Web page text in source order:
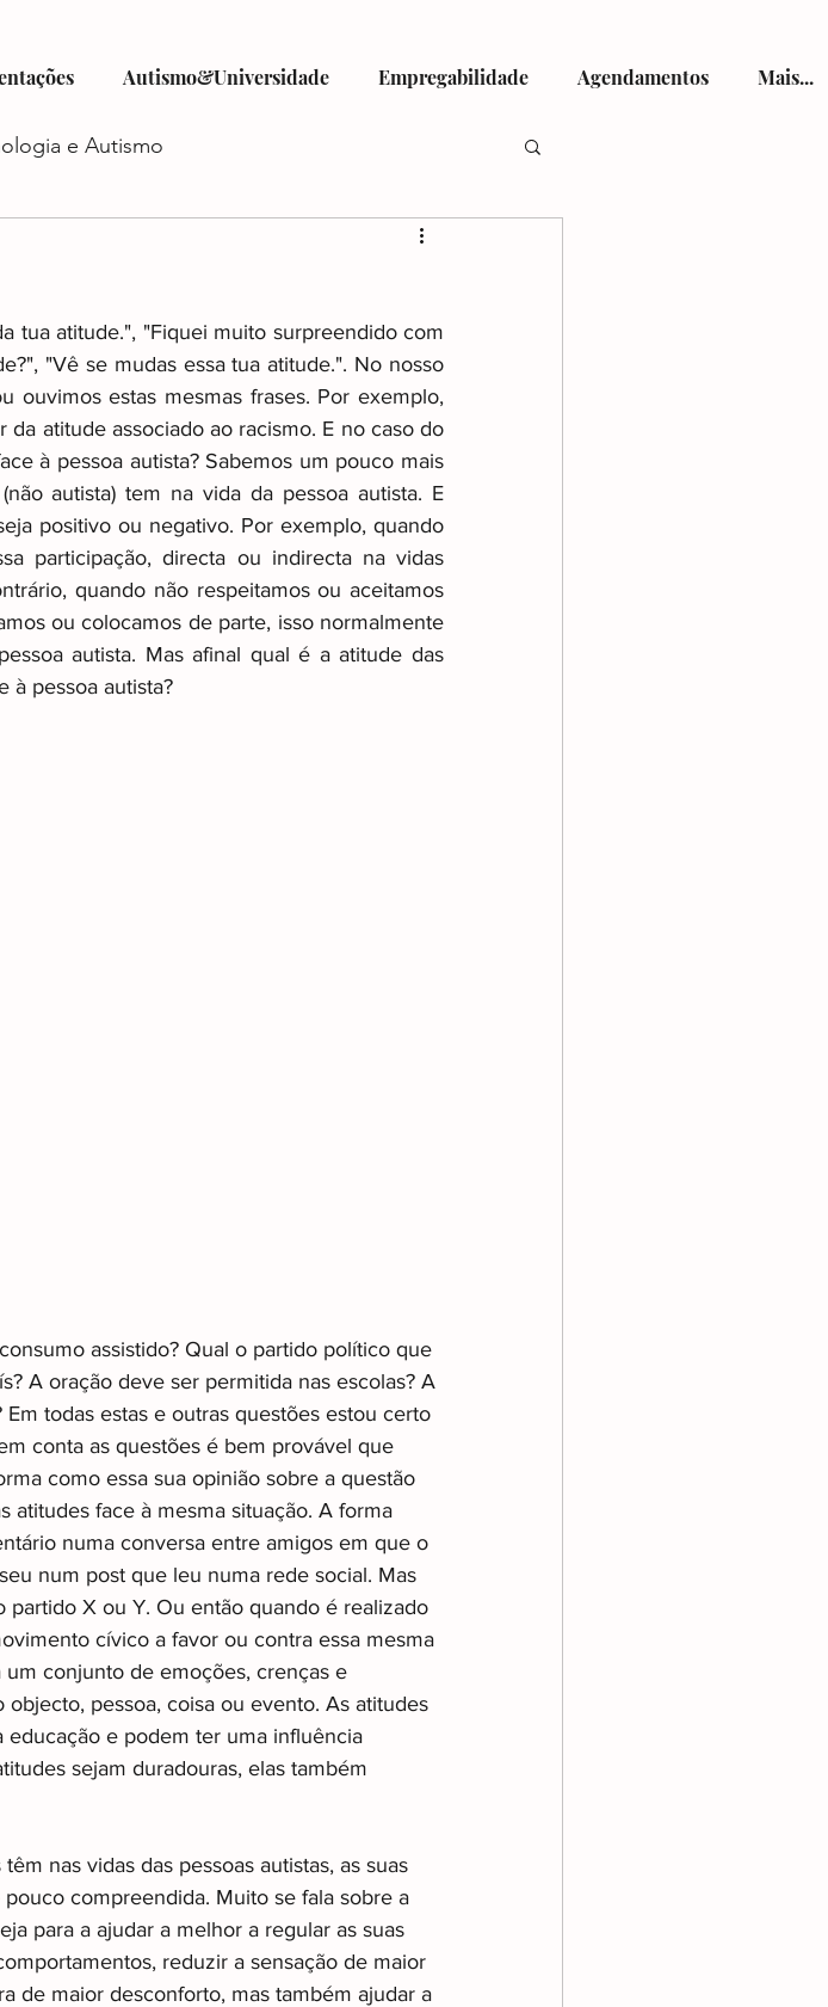
Autismo&Universidade Empregabilidade Agendamentos Mais...
e Autismo
Emprego e Autismo
Acesso a Serviços de Saúde
e Autismo
invisiveis
tua atitude.", "Fiquei muito surpreendido com
"Vê se mudas essa tua atitude.". No nosso
ouvimos estas mesmas frases. Por exemplo,
atitude associado ao racismo. E no caso do
à pessoa autista? Sabemos um pouco mais
autista) tem na vida da pessoa autista. E
positivo ou negativo. Por exemplo, quando
participação, directa ou indirecta na vidas
quando não respeitamos ou aceitamos
ou colocamos de parte, isso normalmente
autista. Mas afinal qual é a atitude das
à pessoa autista?
assistido? Qual o partido político que
A oração deve ser permitida nas escolas? A
todas estas e outras questões estou certo
conta as questões é bem provável que
como essa sua opinião sobre a questão
atitudes face à mesma situação. A forma
numa conversa entre amigos em que o
num post que leu numa rede social. Mas
X ou Y. Ou então quando é realizado
cívico a favor ou contra essa mesma
conjunto de emoções, crenças e
pessoa, coisa ou evento. As atitudes
e podem ter uma influência
sejam duradouras, elas também
nas vidas das pessoas autistas, as suas
compreendida. Muito se fala sobre a
para a ajudar a melhor a regular as suas
reduzir a sensação de maior
de maior desconforto, mas também ajudar a